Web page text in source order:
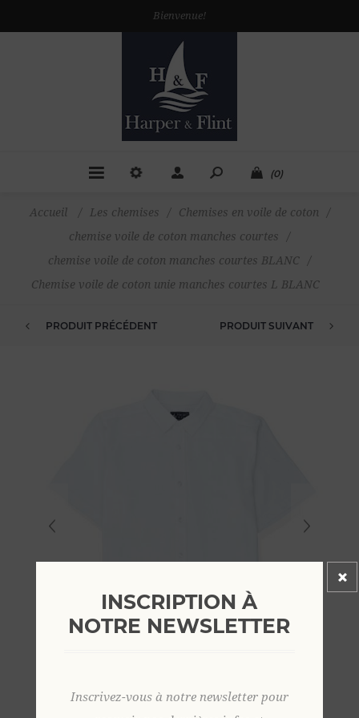
Bienvenue!
(0)
Accueil / Les chemises / Chemises en voile de coton
/
chemise voile de coton manches courtes
/
chemise voile de coton manches courtes BLANC
/
Chemise voile de coton unie manches courtes L BLANC
PRODUIT PRÉCÉDENT PRODUIT SUIVANT
INSCRIPTION À
NOTRE NEWSLETTER
Inscrivez-vous à notre newsletter pour